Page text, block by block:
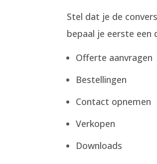
Stel dat je de
bepaal je eerste een
Offerte aanvragen
Bestellingen
Contact opnemen
Verkopen
Downloads